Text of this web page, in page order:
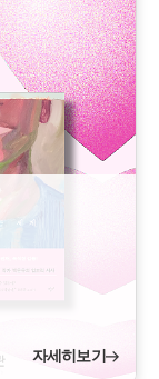
자세히보기